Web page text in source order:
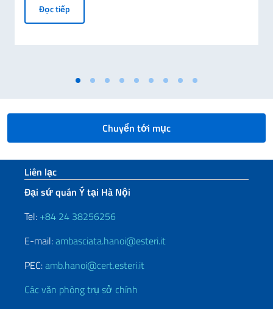
Đọc tiếp
Chuyển tới mục
Sezione footer
Liên lạc
Đại sứ quán Ý tại Hà Nội
Tel: +84 24 38256256
E-mail:ambasciata.hanoi@esteri.it
PEC:amb.hanoi@cert.esteri.it
Các văn phòng trụ sở chính